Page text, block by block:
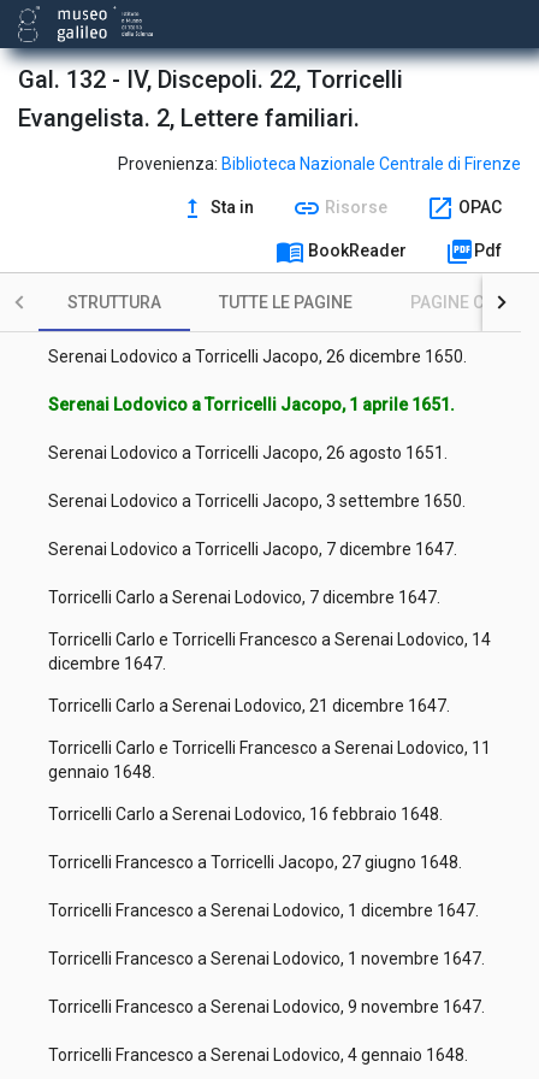
Gal. 132 - IV, Discepoli. 22, Torricelli
Evangelista. 2, Lettere familiari.
Provenienza: Biblioteca Nazionale Centrale di Firenze
upgrade Sta in link Risorse open_in_new OPAC
menu_book BookReader picture_as_pdf Pdf
STRUTTURA TUTTE LE PAGINE PAGINE CON
Serenai Lodovico a Torricelli Jacopo, 25 gennaio 1648.
Serenai Lodovico a Torricelli Jacopo, 18 gennaio 1648.
Serenai Lodovico a Torricelli Jacopo, 4 gennaio 1648.
Serenai Lodovico a Torricelli Jacopo, 27 dicembre 1647.
Serenai Lodovico a Torricelli Jacopo, 26 novembre 1647.
Serenai Lodovico a Torricelli Jacopo, 28 ottobre 1647.
Serenai Lodovico a Torricelli Jacopo, 26 novembre 1650.
Serenai Lodovico a Torricelli Jacopo, 26 dicembre 1650.
Serenai Lodovico a Torricelli Jacopo, 1 aprile 1651.
Serenai Lodovico a Torricelli Jacopo, 26 agosto 1651.
Serenai Lodovico a Torricelli Jacopo, 3 settembre 1650.
Serenai Lodovico a Torricelli Jacopo, 7 dicembre 1647.
Torricelli Carlo a Serenai Lodovico, 7 dicembre 1647.
Torricelli Carlo e Torricelli Francesco a Serenai Lodovico, 14
dicembre 1647.
Torricelli Carlo a Serenai Lodovico, 21 dicembre 1647.
Torricelli Carlo e Torricelli Francesco a Serenai Lodovico, 11
gennaio 1648.
Torricelli Carlo a Serenai Lodovico, 16 febbraio 1648.
Torricelli Francesco a Torricelli Jacopo, 27 giugno 1648.
Torricelli Francesco a Serenai Lodovico, 1 dicembre 1647.
Torricelli Francesco a Serenai Lodovico, 1 novembre 1647.
Torricelli Francesco a Serenai Lodovico, 9 novembre 1647.
Torricelli Francesco a Serenai Lodovico, 4 gennaio 1648.